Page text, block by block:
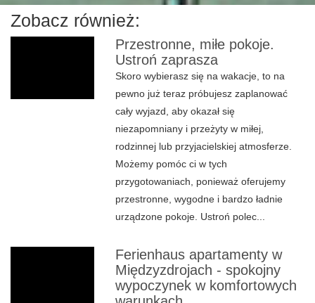
Zobacz również:
Przestronne, miłe pokoje.
Ustroń zaprasza
Skoro wybierasz się na wakacje, to na
pewno już teraz próbujesz zaplanować
cały wyjazd, aby okazał się
niezapomniany i przeżyty w miłej,
rodzinnej lub przyjacielskiej atmosferze.
Możemy pomóc ci w tych
przygotowaniach, ponieważ oferujemy
przestronne, wygodne i bardzo ładnie
urządzone pokoje. Ustroń polec...
Ferienhaus apartamenty w
Międzyzdrojach - spokojny
wypoczynek w komfortowych